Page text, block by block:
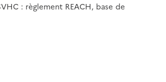
: règlement REACH, base de